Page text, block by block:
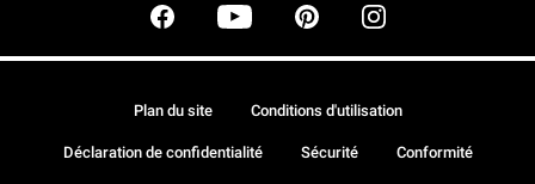
Plan du site Conditions d'utilisation
Déclaration de confidentialité Sécurité Conformité